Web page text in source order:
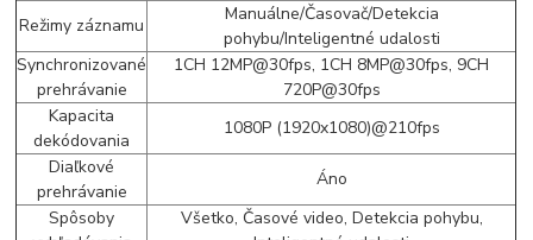
Režimy záznamu
Manuálne/Časovač/Detekcia
pohybu/Inteligentné udalosti
Synchronizované
prehrávanie
1CH 12MP@30fps, 1CH 8MP@30fps, 9CH
720P@30fps
Kapacita
dekódovania
1080P (1920x1080)@210fps
Diaľkové
prehrávanie
Áno
Spôsoby
Všetko, Časové video, Detekcia pohybu,